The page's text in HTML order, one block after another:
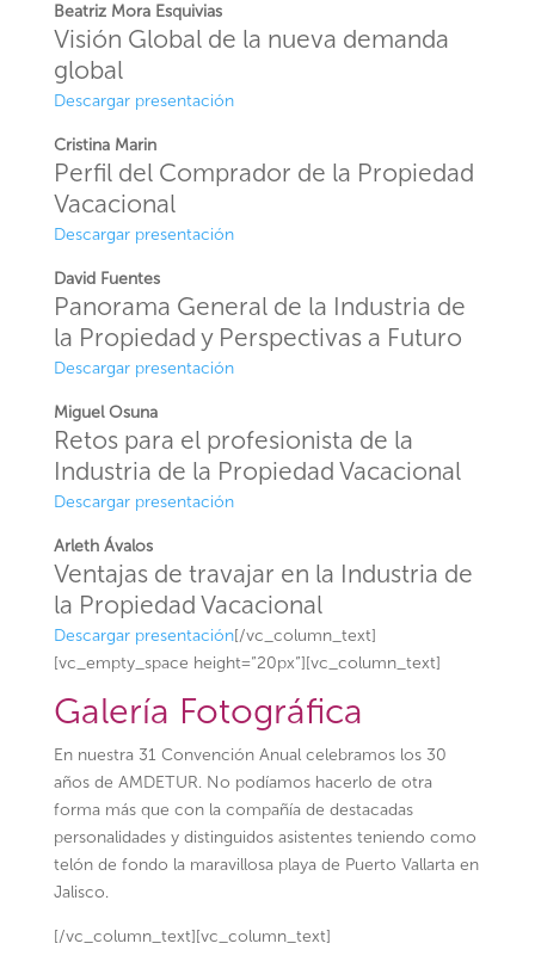
Beatriz Mora Esquivias
Visión Global de la nueva demanda
global
Descargar presentación
Cristina Marin
Perfil del Comprador de la Propiedad
Vacacional
Descargar presentación
David Fuentes
Panorama General de la Industria de
la Propiedad y Perspectivas a Futuro
Descargar presentación
Miguel Osuna
Retos para el profesionista de la
Industria de la Propiedad Vacacional
Descargar presentación
Arleth Ávalos
Ventajas de travajar en la Industria de
la Propiedad Vacacional
Descargar presentación[/vc_column_text]
[vc_empty_space height=”20px”][vc_column_text]
Galería Fotográfica
En nuestra 31 Convención Anual celebramos los 30
años de AMDETUR. No podíamos hacerlo de otra
forma más que con la compañía de destacadas
personalidades y distinguidos asistentes teniendo como
telón de fondo la maravillosa playa de Puerto Vallarta en
Jalisco.
[/vc_column_text][vc_column_text]